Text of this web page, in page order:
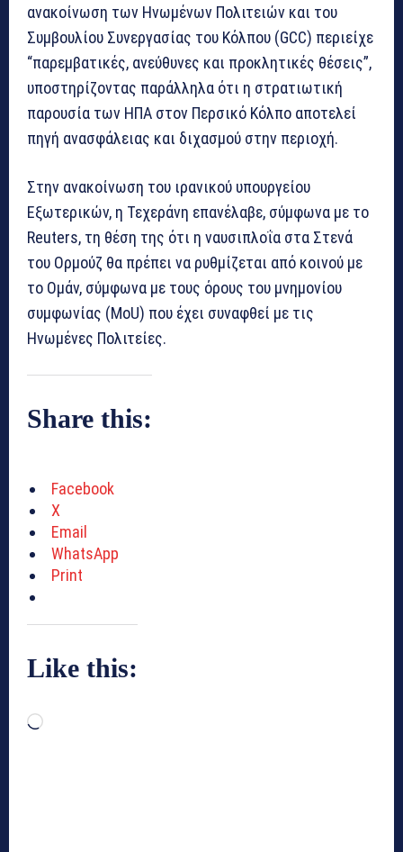
ανακοίνωση των Ηνωμένων Πολιτειών και του
Συμβουλίου Συνεργασίας του Κόλπου (GCC) περιείχε
“παρεμβατικές, ανεύθυνες και προκλητικές θέσεις”,
υποστηρίζοντας παράλληλα ότι η στρατιωτική
παρουσία των ΗΠΑ στον Περσικό Κόλπο αποτελεί
πηγή ανασφάλειας και διχασμού στην περιοχή.
Στην ανακοίνωση του ιρανικού υπουργείου
Εξωτερικών, η Τεχεράνη επανέλαβε, σύμφωνα με το
Reuters, τη θέση της ότι η ναυσιπλοΐα στα Στενά
του Ορμούζ θα πρέπει να ρυθμίζεται από κοινού με
το Ομάν, σύμφωνα με τους όρους του μνημονίου
συμφωνίας (MoU) που έχει συναφθεί με τις
Ηνωμένες Πολιτείες.
Share this:
Facebook
X
Email
WhatsApp
Print
Like this:
L